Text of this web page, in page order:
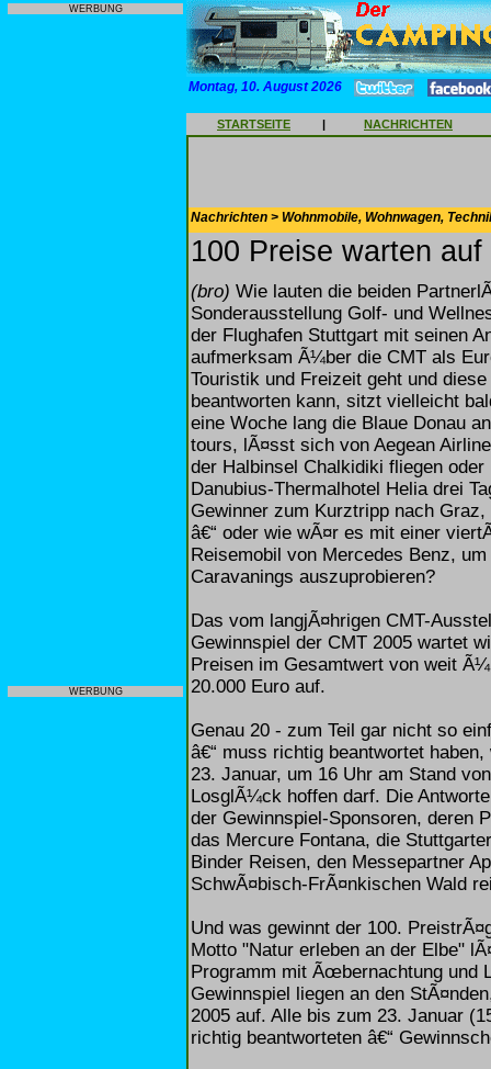
WERBUNG
WERBUNG
Montag, 10. August 2026
STARTSEITE | NACHRICHTEN
Nachrichten > Wohnmobile, Wohnwagen,
100 Preise warten
(bro) Wie lauten die beiden
Sonderausstellung Golf- und
der Flughafen Stuttgart mit seinen
aufmerksam Ã¼ber die CMT als
Touristik und Freizeit geht und
beantworten kann, sitzt vielleicht
eine Woche lang die Blaue Donau
tours, lÃ¤sst sich von Aegean
der Halbinsel Chalkidiki fliegen
Danubius-Thermalhotel Helia drei
Gewinner zum Kurztripp nach
â€“ oder wie wÃ¤r es mit einer
Reisemobil von Mercedes Benz,
Caravanings auszuprobieren?
Das vom langjÃ¤hrigen CMT-
Gewinnspiel der CMT 2005 wartet
Preisen im Gesamtwert von weit
20.000 Euro auf.
Genau 20 - zum Teil gar nicht so
â€“ muss richtig beantwortet
23. Januar, um 16 Uhr am Stand
LosglÃ¼ck hoffen darf. Die
der Gewinnspiel-Sponsoren, deren
das Mercure Fontana, die
Binder Reisen, den Messepartner
SchwÃ¤bisch-FrÃ¤nkischen Wald
Und was gewinnt der 100.
Motto "Natur erleben an der Elbe"
Programm mit Ãœbernachtung und
Gewinnspiel liegen an den
2005 auf. Alle bis zum 23. Januar
richtig beantworteten â€“